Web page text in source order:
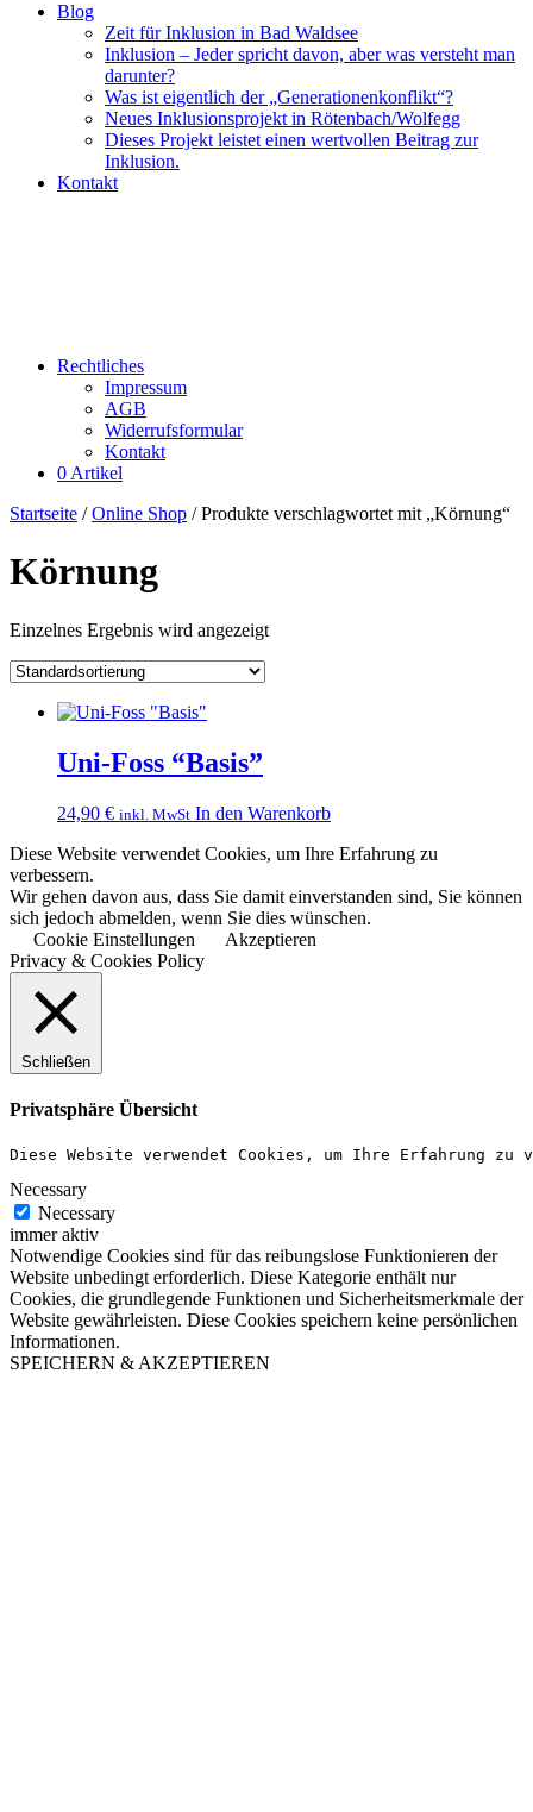
Blog
Zeit für Inklusion in Bad Waldsee
Inklusion – Jeder spricht davon, aber was versteht man
darunter?
Was ist eigentlich der „Generationenkonflikt“?
Neues Inklusionsprojekt in Rötenbach/Wolfegg
Dieses Projekt leistet einen wertvollen Beitrag zur
Inklusion.
Kontakt
Rechtliches
Impressum
AGB
Widerrufsformular
Kontakt
0 Artikel
Startseite /Online Shop / Produkte verschlagwortet mit „Körnung“
Körnung
Einzelnes Ergebnis wird angezeigt
Uni-Foss “Basis”
24,90 € inkl. MwSt In den Warenkorb
Diese Website verwendet Cookies, um Ihre Erfahrung zu
verbessern.
Wir gehen davon aus, dass Sie damit einverstanden sind, Sie können
sich jedoch abmelden, wenn Sie dies wünschen.
Cookie Einstellungen
Akzeptieren
Privacy & Cookies Policy
Schließen
Privatsphäre Übersicht
Diese Website verwendet Cookies, um Ihre Erfahrung
Necessary
Necessary
immer aktiv
Notwendige Cookies sind für das reibungslose Funktionieren der
Website unbedingt erforderlich. Diese Kategorie enthält nur
Cookies, die grundlegende Funktionen und Sicherheitsmerkmale der
Website gewährleisten. Diese Cookies speichern keine persönlichen
Informationen.
SPEICHERN & AKZEPTIEREN